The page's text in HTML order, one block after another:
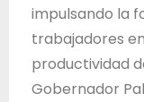
impulsando la
trabajadores
productividad
Gobernador